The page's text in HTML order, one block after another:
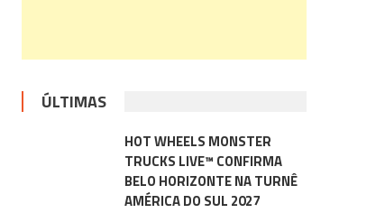
ÚLTIMAS
HOT WHEELS MONSTER
TRUCKS LIVE™ CONFIRMA
BELO HORIZONTE NA TURNÊ
AMÉRICA DO SUL 2027